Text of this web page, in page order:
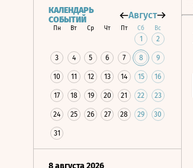
КАЛЕНДАРЬ
СОБЫТИЙ
Август
Пн Вт Ср Чт Пт Сб Вс
1 2
3 4 5 6 7 8 9
10 11 12 13 14 15 16
17 18 19 20 21 22 23
24 25 26 27 28 29 30
31
8 августа 2026